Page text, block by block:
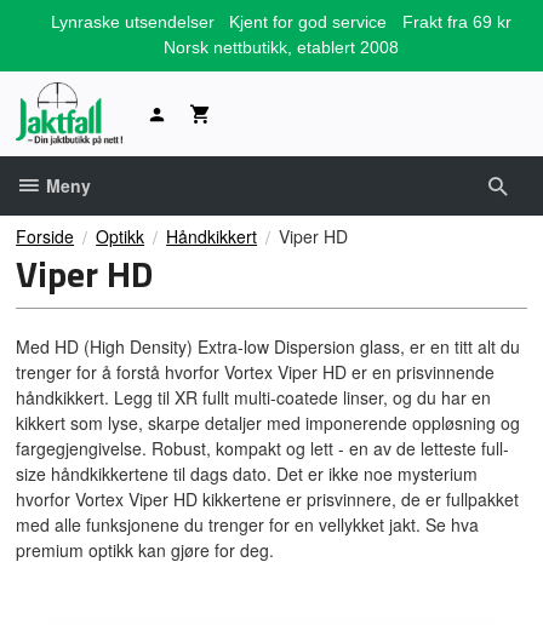
Lynraske utsendelser Kjent for god service
Frakt fra 69 kr
Norsk nettbutikk, etablert 2008
Meny
Forside Optikk Håndkikkert Viper HD
Viper HD
Med HD (High Density) Extra-low Dispersion glass, er en titt alt du
trenger for å forstå hvorfor Vortex Viper HD er en prisvinnende
håndkikkert. Legg til XR fullt multi-coatede linser, og du har en
kikkert som lyse, skarpe detaljer med imponerende oppløsning og
fargegjengivelse. Robust, kompakt og lett - en av de letteste full-
size håndkikkertene til dags dato. Det er ikke noe mysterium
hvorfor Vortex Viper HD kikkertene er prisvinnere, de er fullpakket
med alle funksjonene du trenger for en vellykket jakt. Se hva
premium optikk kan gjøre for deg.